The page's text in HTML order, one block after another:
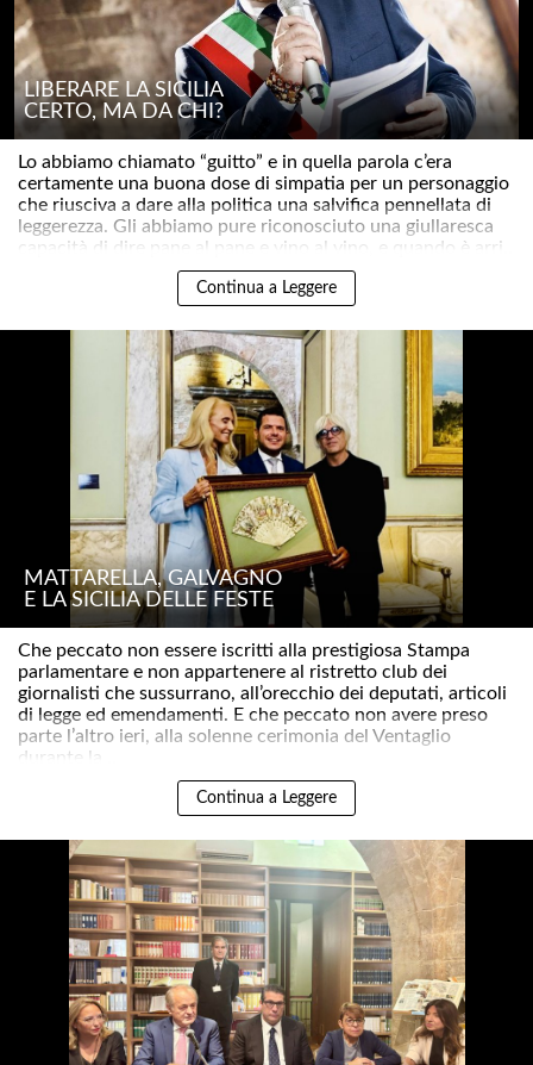
LIBERARE LA SICILIA
CERTO, MA DA CHI?
Lo abbiamo chiamato “guitto” e in quella parola c’era
certamente una buona dose di simpatia per un personaggio
che riusciva a dare alla politica una salvifica pennellata di
leggerezza. Gli abbiamo pure riconosciuto una giullaresca
capacità di dire pane al pane e vino al vino, e quando è arri..
Continua a Leggere
MATTARELLA, GALVAGNO
E LA SICILIA DELLE FESTE
Che peccato non essere iscritti alla prestigiosa Stampa
parlamentare e non appartenere al ristretto club dei
giornalisti che sussurrano, all’orecchio dei deputati, articoli
di legge ed emendamenti. E che peccato non avere preso
parte l’altro ieri, alla solenne cerimonia del Ventaglio
durante la ..
Continua a Leggere